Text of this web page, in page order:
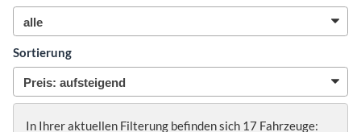
Sortierung
In Ihrer aktuellen Filterung befinden sich 17 Fahrzeuge: